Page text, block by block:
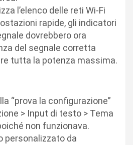
l’elenco delle reti Wi-Fi
rapide, gli indicatori
dovrebbero ora
del segnale corretta
tutta la potenza massima.
“prova la configurazione”
> Input di testo > Tema
non funzionava.
personalizzato da